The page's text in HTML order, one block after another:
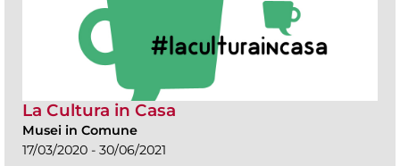
La Cultura in Casa
Musei in Comune
17/03/2020 - 30/06/2021